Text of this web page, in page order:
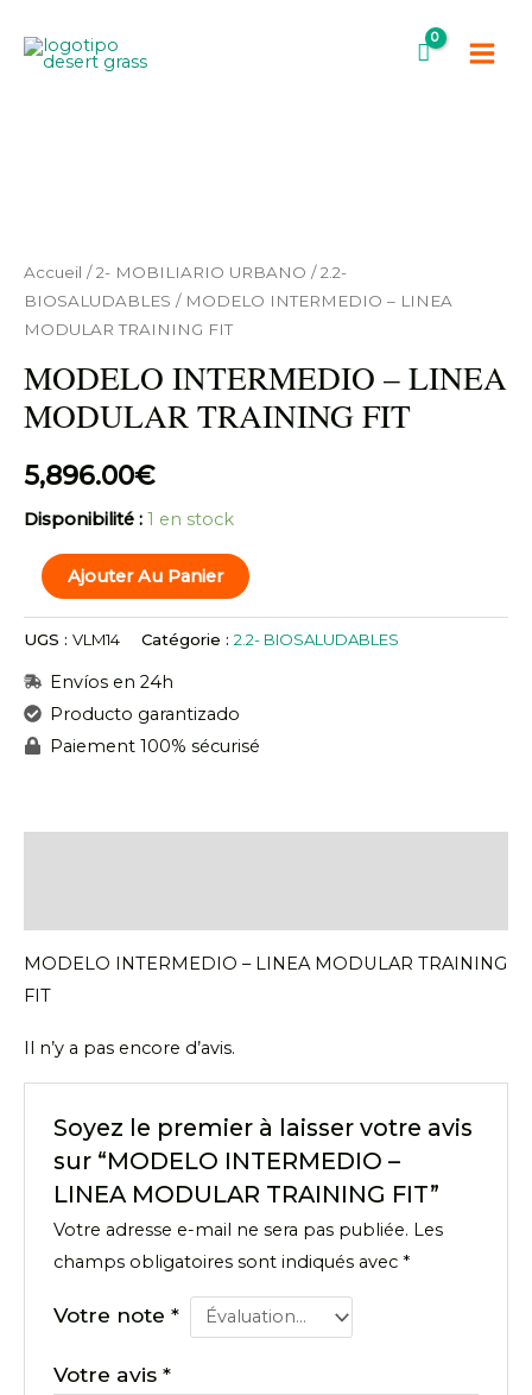
Accueil /2- MOBILIARIO URBANO /2.2-
BIOSALUDABLES / MODELO INTERMEDIO – LINEA
MODULAR TRAINING FIT
MODELO INTERMEDIO – LINEA
MODULAR TRAINING FIT
5,896.00€
Disponibilité : 1 en stock
INTERMEDIO
-
LINEA
MODULAR
FIT
Ajouter Au Panier
UGS : VLM14 Catégorie : 2.2- BIOSALUDABLES
Envíos en 24h
Producto garantizado
Paiement 100% sécurisé
MODELO INTERMEDIO – LINEA MODULAR TRAINING
FIT
Il n’y a pas encore d’avis.
Soyez le premier à laisser votre avis
sur “MODELO INTERMEDIO –
LINEA MODULAR TRAINING FIT”
Votre adresse e-mail ne sera pas publiée. Les
champs obligatoires sont indiqués avec *
Votre note*
Votre avis*